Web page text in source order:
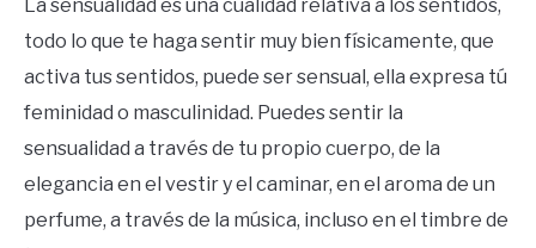
La sensualidad es una cualidad relativa a los sentidos,
todo lo que te haga sentir muy bien físicamente, que
activa tus sentidos, puede ser sensual, ella expresa tú
feminidad o masculinidad. Puedes sentir la
sensualidad a través de tu propio cuerpo, de la
elegancia en el vestir y el caminar, en el aroma de un
perfume, a través de la música, incluso en el timbre de